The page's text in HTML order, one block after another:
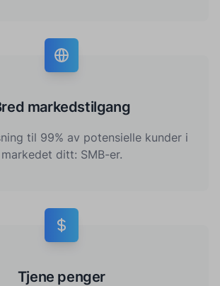
markedstilgang
til 99% av potensielle kunder i
markedet ditt: SMB-er.
Tjene penger